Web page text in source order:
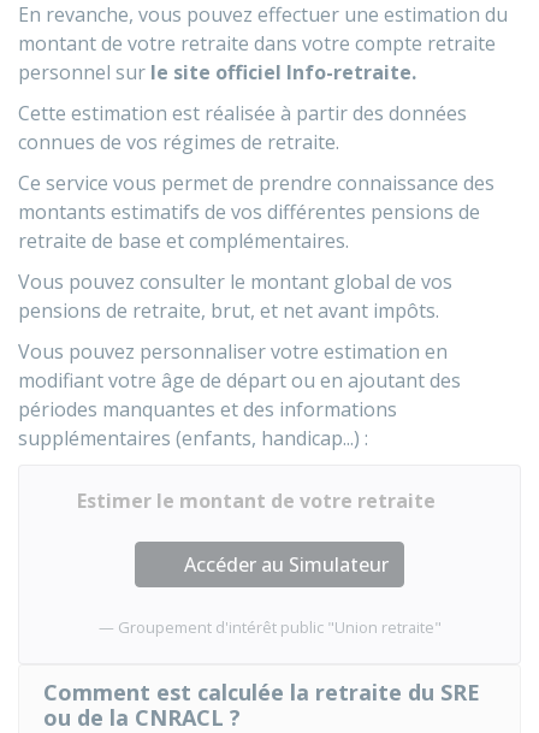
En revanche, vous pouvez effectuer une estimation du
montant de votre retraite dans votre compte retraite
personnel sur le site officiel Info-retraite.
Cette estimation est réalisée à partir des données
connues de vos régimes de retraite.
Ce service vous permet de prendre connaissance des
montants estimatifs de vos différentes pensions de
retraite de base et complémentaires.
Vous pouvez consulter le montant global de vos
pensions de retraite, brut, et net avant impôts.
Vous pouvez personnaliser votre estimation en
modifiant votre âge de départ ou en ajoutant des
périodes manquantes et des informations
supplémentaires (enfants, handicap...) :
Estimer le montant de votre retraite
Accéder au Simulateur
Groupement d'intérêt public "Union retraite"
Comment est calculée la retraite du SRE
ou de la CNRACL ?